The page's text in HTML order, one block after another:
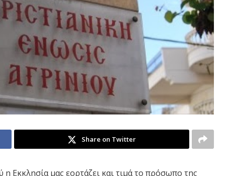
Share on Twitter
Εκκλησία μας εορτάζει και τιμά το πρόσωπο της